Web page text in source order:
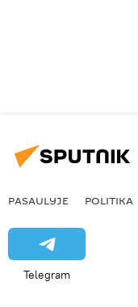
PASAULYJE POLITIKA
Telegram